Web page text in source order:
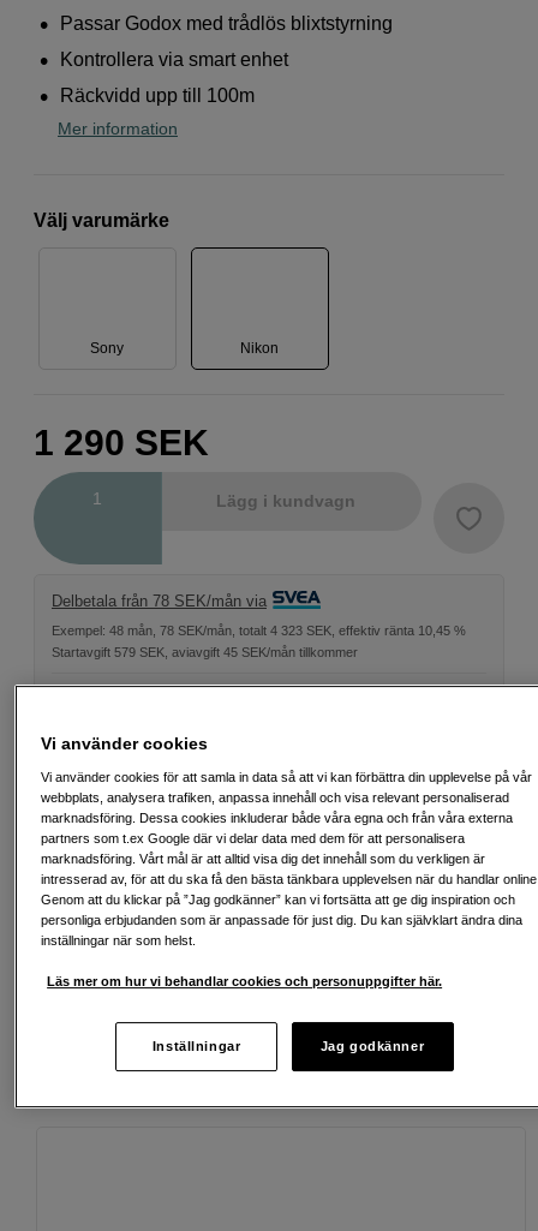
Passar Godox med trådlös blixtstyrning
Kontrollera via smart enhet
Räckvidd upp till 100m
Mer information
Välj varumärke
Sony Nikon
1 290 SEK
Lägg i kundvagn
Delbetala från 78 SEK/mån via
Exempel: 48 mån, 78 SEK/mån, totalt 4 323 SEK, effektiv ränta 10,45 %
Startavgift 579 SEK, aviavgift 45 SEK/mån tillkommer
Att låna kostar pengar! Om du inte kan betala tillbaka skulden i tid
och skuldrådgivningen i din kommun. Kontaktuppgifter finns på
Fri frakt vid köp över 1 500 kronor
Köp nu och betala inom 30 dagar
Personlig service och expertrådgivning
Vi använder cookies
Vi använder cookies för att samla in data så att vi kan förbättra din upplevelse på vår
webbplats, analysera trafiken, anpassa innehåll och visa relevant personaliserad
marknadsföring. Dessa cookies inkluderar både våra egna och från våra externa
partners som t.ex Google där vi delar data med dem för att personalisera
marknadsföring. Vårt mål är att alltid visa dig det innehåll som du verkligen är
intresserad av, för att du ska få den bästa tänkbara upplevelsen när du handlar
Genom att du klickar på ”Jag godkänner” kan vi fortsätta att ge dig inspiration och
personliga erbjudanden som är anpassade för just dig. Du kan självklart ändra dina
inställningar när som helst.
Läs mer om hur vi behandlar cookies och personuppgifter här.
Inställningar Jag godkänner